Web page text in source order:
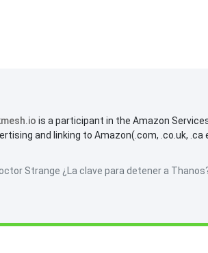
is a participant in the Amazon
and linking to Amazon(.com, .co.uk, .ca
Strange ¿La clave para detener a